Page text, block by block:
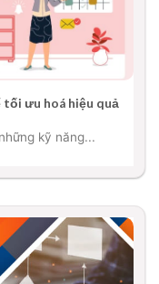
tối ưu hoá hiệu quả
kỹ năng...